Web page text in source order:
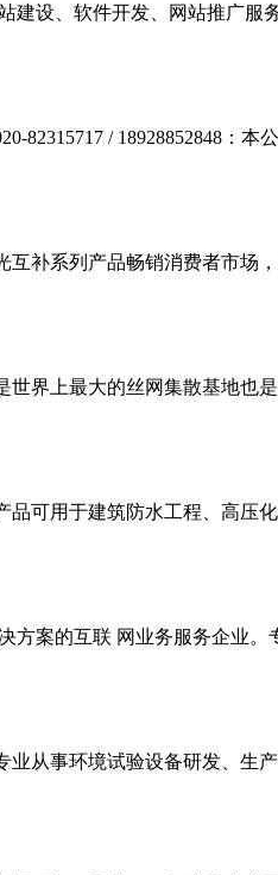
建设、软件开发、网站推广服
82315717 / 18928852848：本
补系列产品畅销消费者市场
界上最大的丝网集散基地也
可用于建筑防水工程、高压
方案的互联 网业务服务企业。
业从事环境试验设备研发、生